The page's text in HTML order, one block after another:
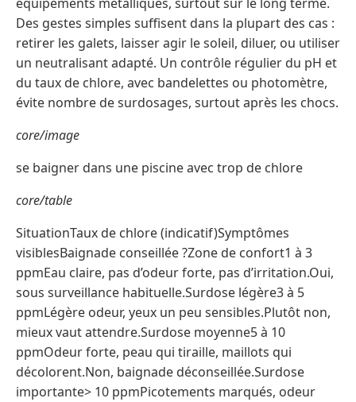
Des gestes simples suffisent dans la plupart des cas :
retirer les galets, laisser agir le soleil, diluer, ou utiliser
un neutralisant adapté. Un contrôle régulier du pH et
du taux de chlore, avec bandelettes ou photomètre,
évite nombre de surdosages, surtout après les chocs.
core/image
se baigner dans une piscine avec trop de chlore
core/table
SituationTaux de chlore (indicatif)Symptômes
visiblesBaignade conseillée ?Zone de confort1 à 3
ppmEau claire, pas d’odeur forte, pas d’irritation.Oui,
sous surveillance habituelle.Surdose légère3 à 5
ppmLégère odeur, yeux un peu sensibles.Plutôt non,
mieux vaut attendre.Surdose moyenne5 à 10
ppmOdeur forte, peau qui tiraille, maillots qui
décolorent.Non, baignade déconseillée.Surdose
importante> 10 ppmPicotements marqués, odeur